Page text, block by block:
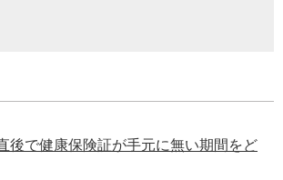
後で健康保険証が手元に無い期間をど